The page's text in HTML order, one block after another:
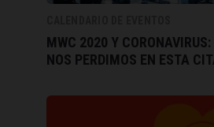
MWC 2020 Y CORONAVIRUS:
NOS PERDIMOS EN ESTA